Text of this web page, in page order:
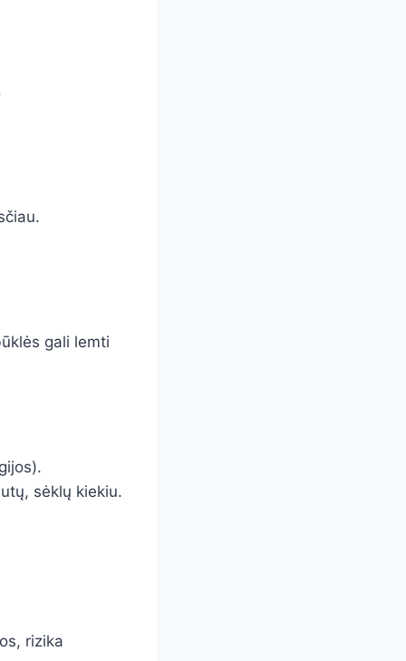
gali lemti
sėklų kiekiu.
rizika